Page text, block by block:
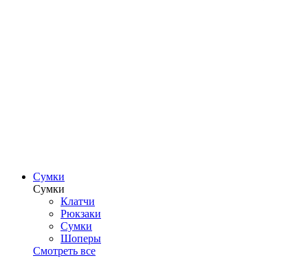
Сумки
Сумки
Клатчи
Рюкзаки
Сумки
Шоперы
Смотреть все